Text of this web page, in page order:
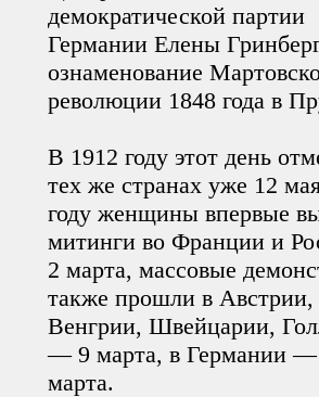
демократической партии
Германии Елены
ознаменование
революции 1848 года в
В 1912 году этот день
тех же странах уже 12
году женщины впервые
митинги во Франции и
2 марта, массовые
также прошли в Австрии,
Венгрии, Швейцарии,
— 9 марта, в Германии —
марта.